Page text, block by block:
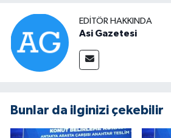
EDITÖR HAKKINDA
Asi Gazetesi
Bunlar da ilginizi çekebilir